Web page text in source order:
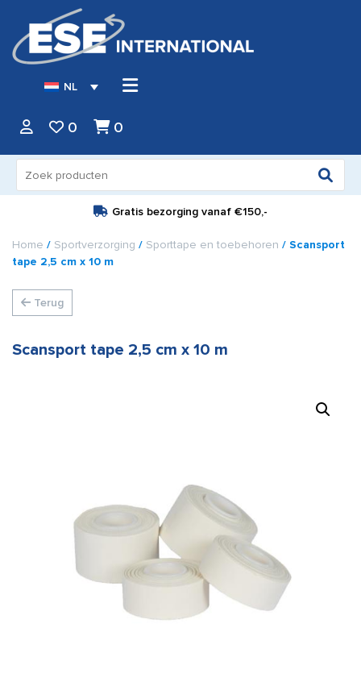
NL
0 0
naar:
Gratis bezorging vanaf €150,-
Home / Sportverzorging / Sporttape en toebehoren / Scansport
tape 2,5 cm x 10 m
Terug
Scansport tape 2,5 cm x 10 m